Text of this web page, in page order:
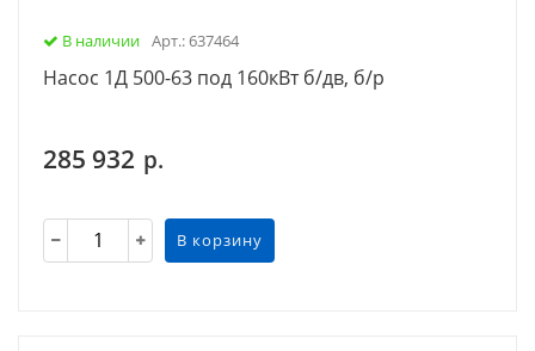
В наличии Арт.: 637464
Насос 1Д 500-63 под 160кВт б/дв, б/р
285 932 р.
В корзину